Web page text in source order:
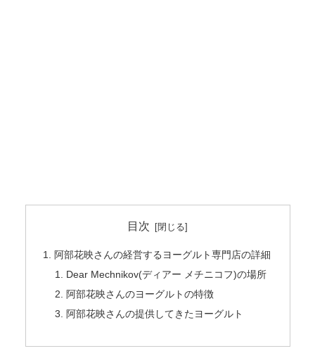
目次
阿部花映さんの経営するヨーグルト専門店の詳細
Dear Mechnikov(ディアー メチニコフ)の場所
阿部花映さんのヨーグルトの特徴
阿部花映さんの提供してきたヨーグルト